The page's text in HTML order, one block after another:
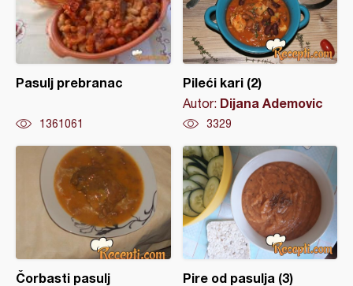
Pasulj prebranac
1361061
Pileći kari (2)
Autor: Dijana Ademovic
3329
Čorbasti pasulj Pire od pasulja (3)